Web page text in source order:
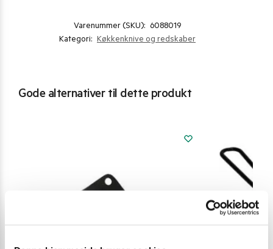
Varenummer (SKU): 6088019
Kategori: Køkkenknive og redskaber
Gode alternativer til dette produkt